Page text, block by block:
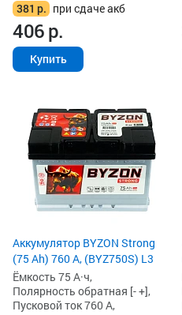
381 р. при сдаче акб
406р.
Купить
Аккумулятор BYZON Strong
(75 Ah) 760 А, (BYZ750S) L3
Ёмкость 75 А·ч,
Полярность обратная [- +],
Пусковой ток 760 А,